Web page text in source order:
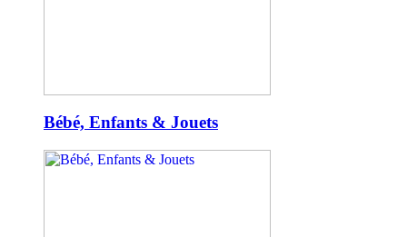
Bébé, Enfants & Jouets